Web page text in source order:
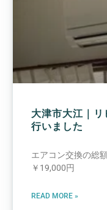
大津市大江｜
行いました
エアコン交換の総
￥
READ MORE »